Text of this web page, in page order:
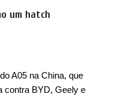
um hatch
A05 na China, que
contra BYD, Geely e